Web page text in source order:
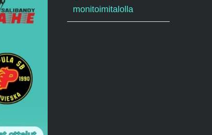
monitoimitalolla